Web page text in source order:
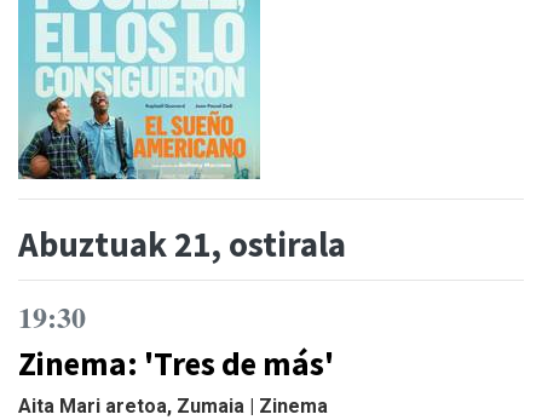
Abuztuak 21, ostirala
19:30
Zinema: 'Tres de más'
Aita Mari aretoa, Zumaia | Zinema